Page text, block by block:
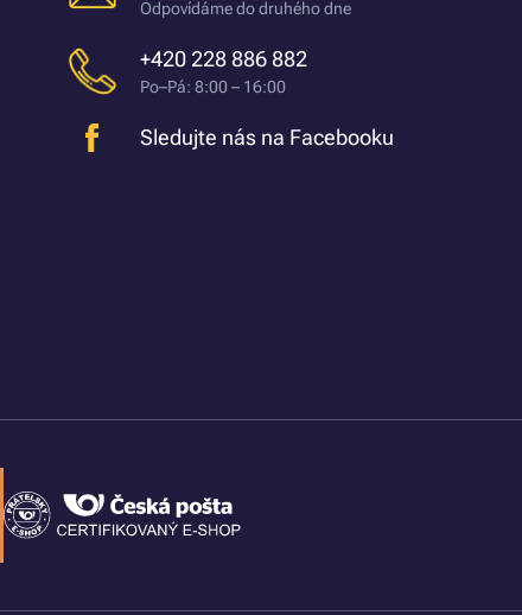
Odpovídáme do druhého dne
+420 228 886 882
Po–Pá: 8:00 – 16:00
Sledujte nás na Facebooku